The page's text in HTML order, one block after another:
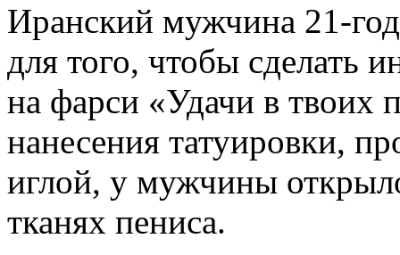
Иранский мужчина 21-
для того, чтобы сделать
на фарси «Удачи в твоих
нанесения татуировки,
иглой, у мужчины
тканях пениса.